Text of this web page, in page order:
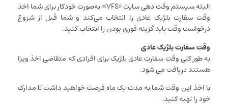
البته سیستم وقت دهی سایت «VFS» به‌صورت خودکار برای شما اخذ
وقت سفارت بلژیک عادی را انتخاب می‌کند و شما قبل از شروع
درخواست وقت باید گزینه فوری بودن را انتخاب کنید.
وقت سفارت بلژیک عادی
به طور کلی وقت سفارت عادی بلژیک برای افرادی که متقاضی اخذ ویزا
هستند دریافت می شود.
با اخذ این وقت شما به مدت یک ماه فرصت خواهید داشت تا مدارک
خود را تهیه کنید.